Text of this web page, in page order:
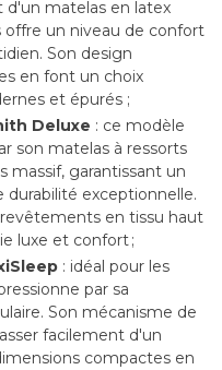
d'un matelas en latex
offre un niveau de confort
Son design
en font un choix
et épurés ;
Deluxe : ce modèle
son matelas à ressorts
massif, garantissant un
exceptionnelle.
en tissu haut
luxe et confort ;
: idéal pour les
par sa
Son mécanisme de
facilement d'un
compactes en